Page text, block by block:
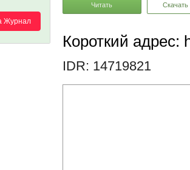
Журнал
Читать Скачать
Короткий адрес:
IDR: 14719821